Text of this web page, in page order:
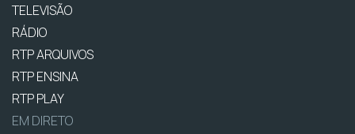
TELEVISÃO
RÁDIO
RTP ARQUIVOS
RTP ENSINA
RTP PLAY
EM DIRETO